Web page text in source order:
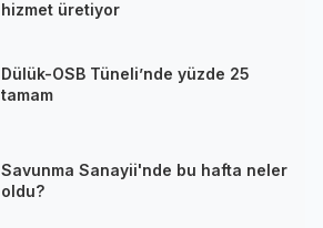
hizmet üretiyor
Dülük-OSB Tüneli’nde yüzde 25
tamam
Savunma Sanayii'nde bu hafta neler
oldu?